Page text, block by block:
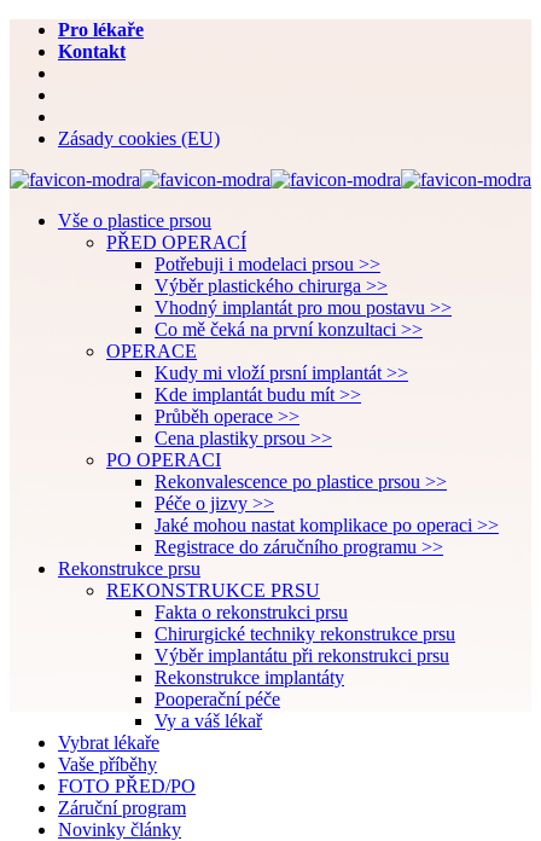
Pro lékaře
Kontakt
Zásady cookies (EU)
Vše o plastice prsou
PŘED OPERACÍ
Potřebuji i modelaci prsou >>
Výběr plastického chirurga >>
Vhodný implantát pro mou postavu >>
Co mě čeká na první konzultaci >>
OPERACE
Kudy mi vloží prsní implantát >>
Kde implantát budu mít >>
Průběh operace >>
Cena plastiky prsou >>
PO OPERACI
Rekonvalescence po plastice prsou >>
Péče o jizvy >>
Jaké mohou nastat komplikace po operaci >>
Registrace do záručního programu >>
Rekonstrukce prsu
REKONSTRUKCE PRSU
Fakta o rekonstrukci prsu
Chirurgické techniky rekonstrukce prsu
Výběr implantátu při rekonstrukci prsu
Rekonstrukce implantáty
Pooperační péče
Vy a váš lékař
Vybrat lékaře
Vaše příběhy
FOTO PŘED/PO
Záruční program
Novinky články